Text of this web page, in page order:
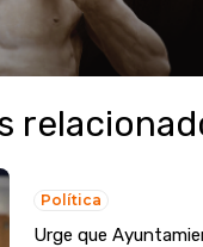
Política
Urge que